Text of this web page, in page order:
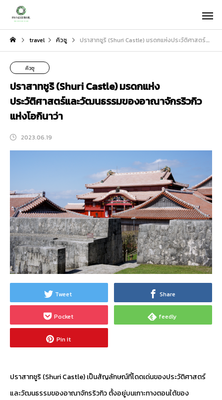
travel คิวชู ปราสาทชูริ (Shuri Castle) มรดกแห่งประวัติศาสตร์และวัฒนธรรมของอาณาจักรริวกิวแห่งโอกินาว่า
คิวชู
ปราสาทชูริ (Shuri Castle) มรดกแห่ง
ประวัติศาสตร์และวัฒนธรรมของอาณาจักรริวกิว
แห่งโอกินาว่า
2023.06.19
Tweet Share
Pocket feedly
Pin it
ปราสาทชูริ (Shuri Castle) เป็นสัญลักษณ์ที่โดดเด่นของประวัติศาสตร์
และวัฒนธรรมของอาณาจักรริวกิว ตั้งอยู่บนเกาะทางตอนใต้ของ